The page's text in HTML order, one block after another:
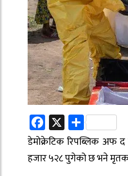
Facebook
X Share
डेमोक्रेटिक रिपब्लिक अफ द
हजार ५२८ पुगेको छ भने